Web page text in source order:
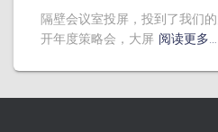
隔壁会议室投屏，投到了我们
开年度策略会，大屏 阅读更多…